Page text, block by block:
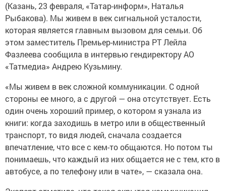
(Казань, 23 февраля, «Татар-информ», Наталья
Рыбакова). Мы живем в век сигнальной усталости,
которая является главным вызовом для семьи. Об
этом заместитель Премьер-министра РТ Лейла
Фазлеева сообщила в интервью гендиректору АО
«Татмедиа» Андрею Кузьмину.
«Мы живем в век сложной коммуникации. С одной
стороны ее много, а с другой — она отсутствует. Есть
один очень хороший пример, о котором я узнала из
книги: когда заходишь в метро или в общественный
транспорт, то видя людей, сначала создается
впечатление, что все с кем-то общаются. Но потом ты
понимаешь, что каждый из них общается не с тем, кто в
автобусе, а по телефону или в чате», — сказала она.